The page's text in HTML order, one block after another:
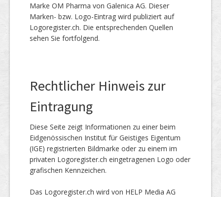
Marke OM Pharma von Galenica AG. Dieser
Marken- bzw. Logo-Eintrag wird publiziert auf
Logoregister.ch. Die entsprechenden Quellen
sehen Sie fortfolgend.
Rechtlicher Hinweis zur
Eintragung
Diese Seite zeigt Informationen zu einer beim
Eidgenössischen Institut für Geistiges Eigentum
(IGE) registrierten Bildmarke oder zu einem im
privaten Logoregister.ch eingetragenen Logo oder
grafischen Kennzeichen.
Das Logoregister.ch wird von HELP Media AG